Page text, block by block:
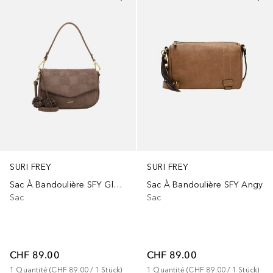
SURI FREY
Sac À Bandoulière SFY Glory
Sac
CHF 89.00
1 Quantité (CHF 89.00 / 1 Stück)
SURI FREY
Sac À Bandoulière SFY Angy
Sac
CHF 89.00
1 Quantité (CHF 89.00 / 1 Stück)